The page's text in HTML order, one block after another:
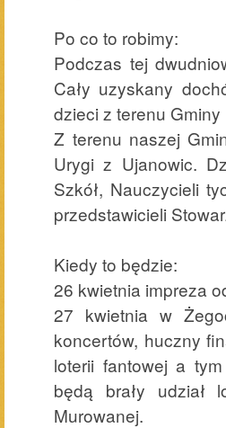
Po co to robimy:
Podczas tej
Cały uzyskany
dzieci z terenu
Z terenu naszej
Urygi z Ujanowic.
Szkół, Nauczycieli
przedstawicieli
Kiedy to będzie:
26 kwietnia impreza
27 kwietnia w
koncertów, huczny
loterii fantowej a
będą brały udział
Murowanej.